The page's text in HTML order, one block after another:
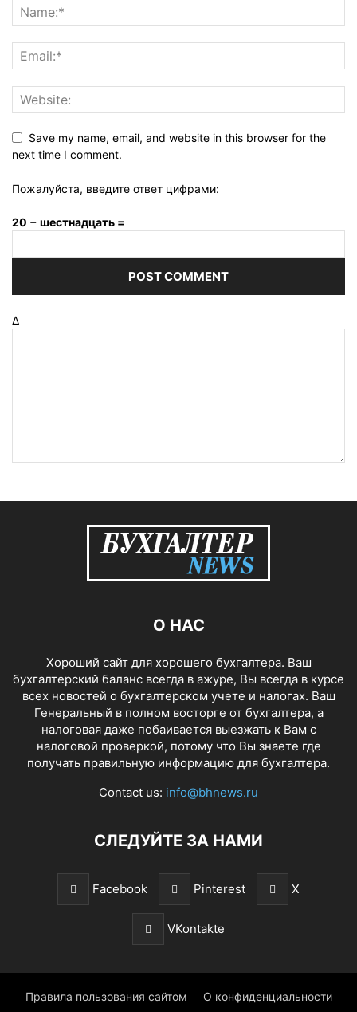
Save my name, email, and website in this browser for the
next time I comment.
Пожалуйста, введите ответ цифрами:
20 − шестнадцать =
Δ
О НАС
Хороший сайт для хорошего бухгалтера. Ваш
бухгалтерский баланс всегда в ажуре, Вы всегда в курсе
всех новостей о бухгалтерском учете и налогах. Ваш
Генеральный в полном восторге от бухгалтера, а
налоговая даже побаивается выезжать к Вам с
налоговой проверкой, потому что Вы знаете где
получать правильную информацию для бухгалтера.
Contact us: info@bhnews.ru
СЛЕДУЙТЕ ЗА НАМИ
Facebook Pinterest X
VKontakte
Правила пользования сайтом О конфиденциальности